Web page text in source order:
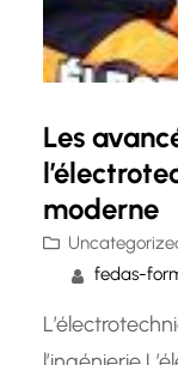
Les
moderne
fedas-